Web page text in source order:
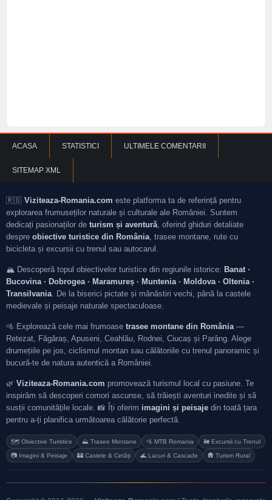
ACASA STATISTICI ULTIMELE COMENTARII
SITEMAP XML
🇷🇴 Viziteaza-Romania.com este platforma ta de referință pentru
explorarea frumuseților naturale și culturale ale României. Suntem
dedicați pasionaților de turism și aventură, oferind ghiduri detaliate
despre obiective turistice din România, trasee montane, rute cu
bicicleta și excursii cu trenul sau autocarul.
🏔️ Descoperă topul obiectivelor turistice din regiunile istorice: Banat ·
Bucovina · Dobrogea · Maramureș · Muntenia · Moldova · Oltenia ·
Transilvania. De la biserici pictate și mănăstiri vechi, până la castele
medievale și peisaje naturale spectaculoase.
🚵 Explorează cele mai frumoase trasee montane din România—
Retezat, Făgăraș, Apuseni, Ceahlău, Rodnei, Ciucaș și Parâng. Alege
drumețiile pe jos, ciclismul montan sau călătoriile cu trenul panoramic și
bucură-te de natura autentică a României.
🌿 Viziteaza-Romania.com promovează turismul local cu pasiune. Te
inspirăm să descoperi comori ascunse, să trăiești aventuri inedite și să
susții comunitățile locale. 📸 Îți oferim imagini și peisaje din toată țara
pentru a-ți planifica următoarea călătorie perfectă.
🗺️ Obiective Turistice ⛰️ Trasee Montane 🚵 MTB Romania 🚂 Excursii cu Trenul
📷 Imagini & Peisaje 🏰 Castele & Cetăți 🌊 Lacuri & Cascade 🛖 Turism Rural